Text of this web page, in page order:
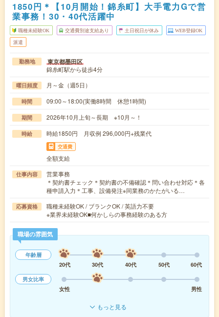
1850円＊【10月開始！錦糸町】大手電力Gで営
業事務！30・40代活躍中
職種未経験OK 交通費別途支給あり 土日祝日が休み WEB登録OK
派遣
勤務地 東京都墨田区
錦糸町駅から徒歩4分
曜日頻度 月～金（週5日）
時間 09:00～18:00(実働8時間 休憩1時間)
期間 2026年10月上旬～長期 ※10月～！
時給 時給1850円 月収例 296,000円+残業代
交通費
全額支給
仕事内容
営業事務
＊契約書チェック＊契約書の不備確認＊問い合わせ対応＊各
種申請入力＊工事、設備発注※同業務のかたがいる…
応募資格
職種未経験OK / ブランクOK / 英語力不要
※業界未経験OK■何かしらの事務経験のある方
職場の雰囲気
年齢層
20代
30代 40代 50代
60代
男女比率
女性
男性
もっと見る